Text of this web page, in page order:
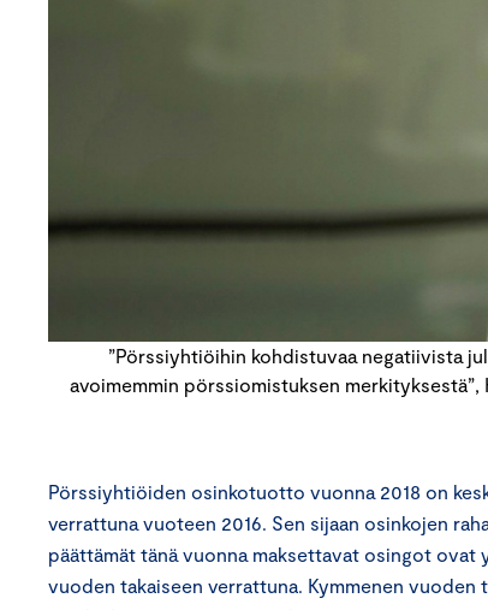
”Pörssiyhtiöihin kohdistuvaa negatiivista
avoimemmin pörssiomistuksen
Pörssiyhtiöiden osinkotuotto vuonna 2018 on
verrattuna vuoteen 2016. Sen sijaan osinkojen
päättämät tänä vuonna maksettavat osingot ovat
vuoden takaiseen verrattuna. Kymmenen